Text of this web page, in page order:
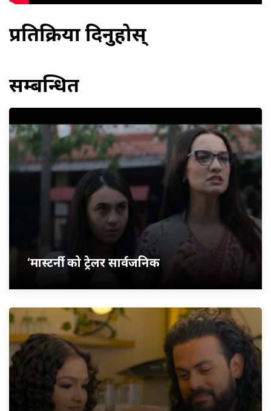
प्रतिक्रिया दिनुहोस्
सम्बन्धित
‘मास्टर्नी’ को ट्रेलर सार्वजनिक